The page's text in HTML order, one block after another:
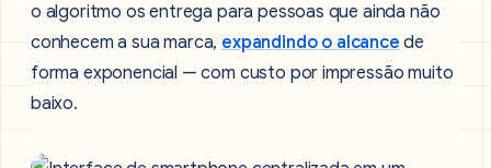
o algoritmo os entrega para pessoas que ainda não
conhecem a sua marca, expandindo o alcance de
forma exponencial — com custo por impressão muito
baixo.